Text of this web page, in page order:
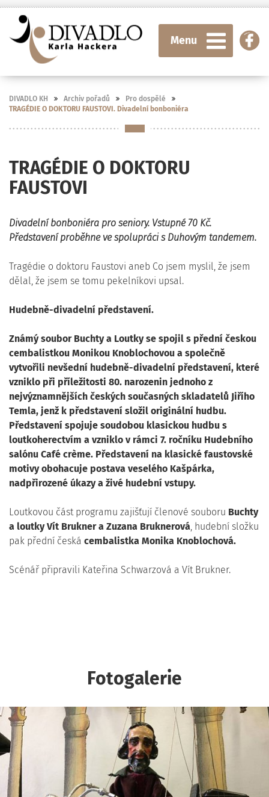
Menu
DIVADLO KH Archiv pořadů
Pro dospělé
TRAGÉDIE O DOKTORU FAUSTOVI. Divadelní bonboniéra
TRAGÉDIE O DOKTORU
FAUSTOVI
Divadelní bonboniéra pro seniory. Vstupné 70 Kč.
Představení proběhne ve spolupráci s Duhovým tandemem.
Tragédie o doktoru Faustovi aneb Co jsem myslil, že jsem
dělal, že jsem se tomu pekelníkovi upsal.
Hudebně-divadelní představení.
Známý soubor Buchty a Loutky se spojil s přední českou
cembalistkou Monikou Knoblochovou a společně
vytvořili nevšední hudebně-divadelní představení, které
vzniklo při příležitosti 80. narozenin jednoho z
nejvýznamnějších českých současných skladatelů Jiřího
Temla, jenž k představení složil originální hudbu.
Představení spojuje soudobou klasickou hudbu s
loutkoherectvím a vzniklo v rámci 7. ročníku Hudebního
salónu Café crème. Představení na klasické faustovské
motivy obohacuje postava veselého Kašpárka,
nadpřirozené úkazy a živé hudební vstupy.
Loutkovou část programu zajišťují členové souboru Buchty
a loutky Vít Brukner a Zuzana Bruknerová, hudební složku
pak přední česká cembalistka Monika Knoblochová.
Scénář připravili Kateřina Schwarzová a Vít Brukner.
Fotogalerie